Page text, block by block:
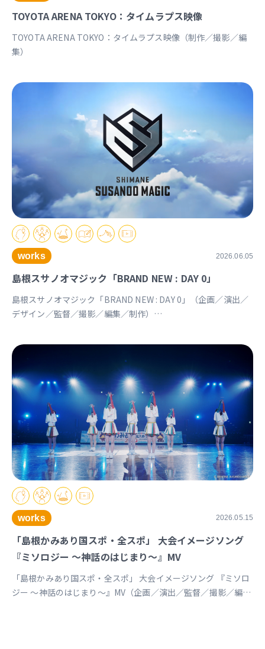
TOYOTA ARENA TOKYO：タイムラプス映像
TOYOTA ARENA TOKYO：タイムラプス映像（制作／撮影／編
集）
works 2026.06.05
島根スサノオマジック「BRAND NEW : DAY 0」
島根スサノオマジック「BRAND NEW : DAY 0」（企画／演出／
デザイン／監督／撮影／編集／制作）
works 2026.05.15
「島根かみあり国スポ・全スポ」 大会イメージソング
『ミソロジー ～神話のはじまり～』MV
「島根かみあり国スポ・全スポ」 大会イメージソング 『ミソロ
ジー ～神話のはじまり～』MV（企画／演出／監督／撮影／編